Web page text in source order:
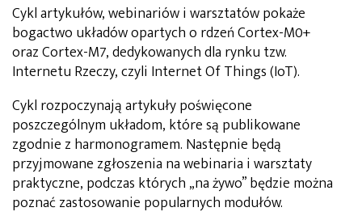
Cykl artykułów, webinariów i warsztatów pokaże
bogactwo układów opartych o rdzeń Cortex-M0+
oraz Cortex-M7, dedykowanych dla rynku tzw.
Internetu Rzeczy, czyli Internet Of Things (IoT).
Cykl rozpoczynają artykuły poświęcone
poszczególnym układom, które są publikowane
zgodnie z harmonogramem. Następnie będą
przyjmowane zgłoszenia na webinaria i warsztaty
praktyczne, podczas których „na żywo” będzie można
poznać zastosowanie popularnych modułów.